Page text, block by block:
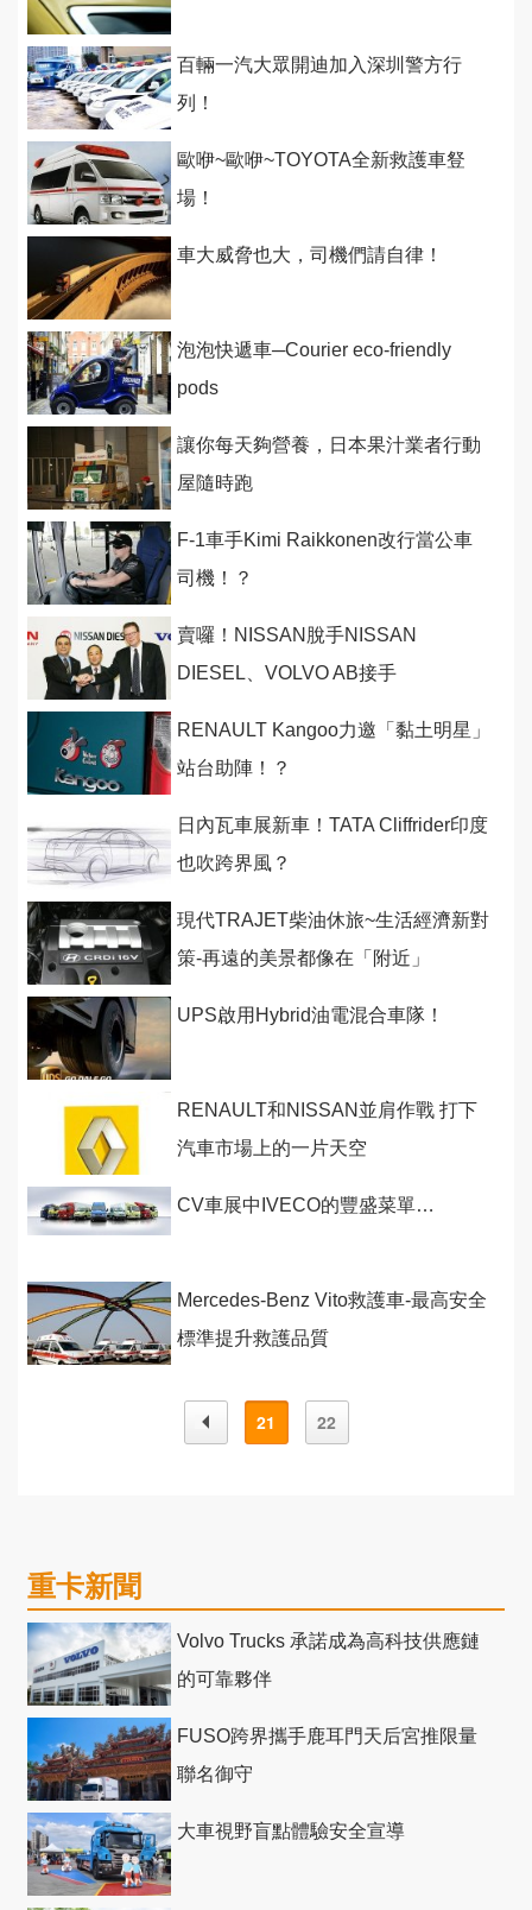
百輛一汽大眾開迪加入深圳警方行
列！
歐咿~歐咿~TOYOTA全新救護車豋
場！
車大威脅也大，司機們請自律！
泡泡快遞車─Courier eco-friendly
pods
讓你每天夠營養，日本果汁業者行動
屋隨時跑
F-1車手Kimi Raikkonen改行當公車
司機！？
賣囉！NISSAN脫手NISSAN
DIESEL、VOLVO AB接手
RENAULT Kangoo力邀「黏土明星」
站台助陣！？
日內瓦車展新車！TATA Cliffrider印度
也吹跨界風？
現代TRAJET柴油休旅~生活經濟新對
策-再遠的美景都像在「附近」
UPS啟用Hybrid油電混合車隊！
RENAULT和NISSAN並肩作戰 打下
汽車市場上的一片天空
CV車展中IVECO的豐盛菜單…
Mercedes-Benz Vito救護車-最高安全
標準提升救護品質
21 22
重卡新聞
Volvo Trucks 承諾成為高科技供應鏈
的可靠夥伴
FUSO跨界攜手鹿耳門天后宮推限量
聯名御守
大車視野盲點體驗安全宣導